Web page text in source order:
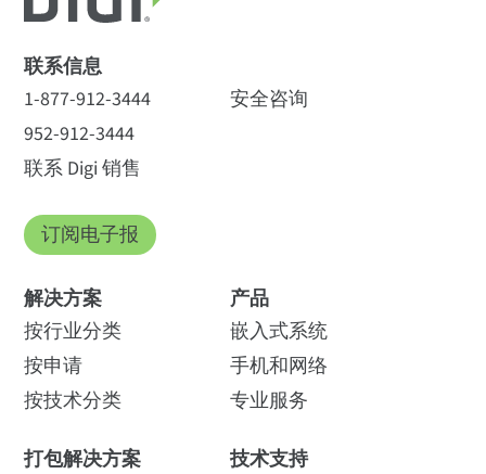
联系信息
1-877-912-3444
952-912-3444
联系 Digi 销售
安全咨询
订阅电子报
解决方案
按行业分类
按申请
按技术分类
打包解决方案
产品
嵌入式系统
手机和网络
专业服务
技术支持